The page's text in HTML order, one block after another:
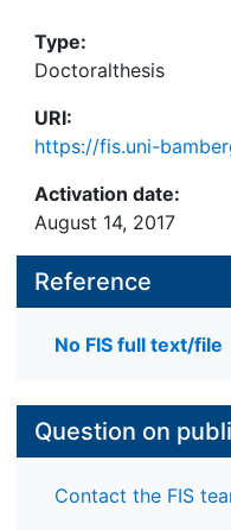
Type:
Doctoralthesis
URI:
https://fis.uni-
Activation date:
August 14, 2017
Reference
No FIS full text/file
Question on
Contact the FIS